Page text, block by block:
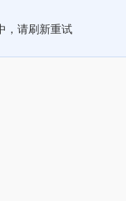
，请刷新重试